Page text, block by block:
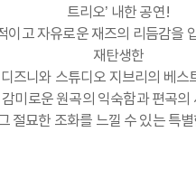
트리오’ 내한 공연!
이고 자유로운 재즈의 리듬감을
재탄생한
디즈니와 스튜디오 지브리의 베스
감미로운 원곡의 익숙함과 편곡의
절묘한 조화를 느낄 수 있는 특